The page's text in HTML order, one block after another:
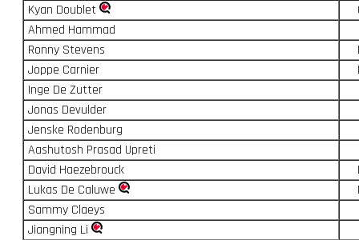
Kyan Doublet
Ahmed Hammad
Ronny Stevens
Joppe Carnier
Inge De Zutter
Jonas Devulder
Jenske Rodenburg
Aashutosh Prasad Upreti
David Haezebrouck
Lukas De Caluwe
Sammy Claeys
Jiangning Li